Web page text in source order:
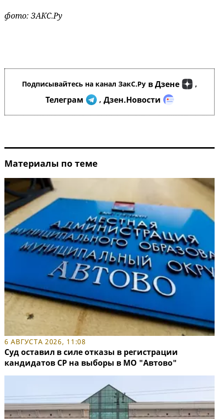
фото: ЗАКС.Ру
Подписывайтесь на канал ЗакС.Ру в Дзене ,
Телеграм , Дзен.Новости
Материалы по теме
6 АВГУСТА 2026, 11:08
Суд оставил в силе отказы в регистрации
кандидатов СР на выборы в МО "Автово"